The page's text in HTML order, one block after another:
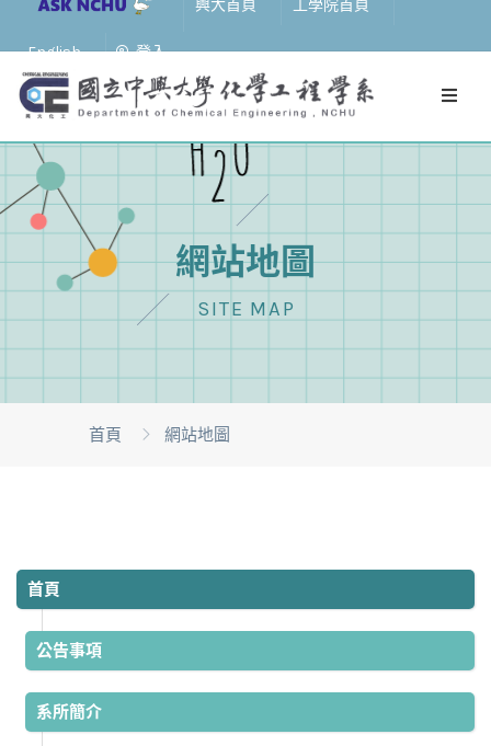
興大首頁 工學院首頁
English 登入
網站地圖
SITE MAP
首頁 網站地圖
首頁
公告事項
系所簡介